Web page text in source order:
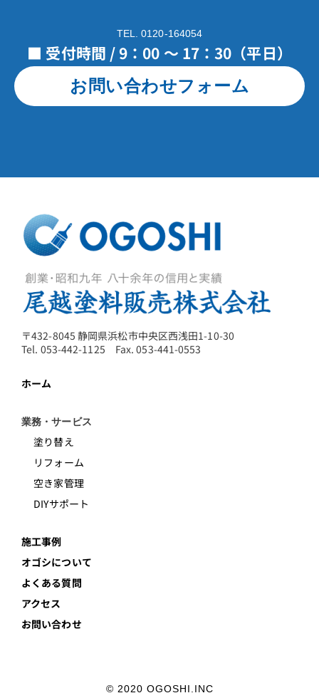
TEL. 0120-164054
■ 受付時間 / 9：00 ～ 17：30（平日）
お問い合わせフォーム
〒432-8045 静岡県浜松市中央区西浅田1-10-30
Tel. 053-442-1125 Fax. 053-441-0553
ホーム
業務・サービス
塗り替え
リフォーム
空き家管理
DIYサポート
施工事例
オゴシについて
よくある質問
アクセス
お問い合わせ
© 2020 OGOSHI.INC